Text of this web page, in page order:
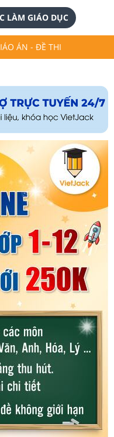
LÀM GIÁO DỤC
ÁN - ĐỀ THI